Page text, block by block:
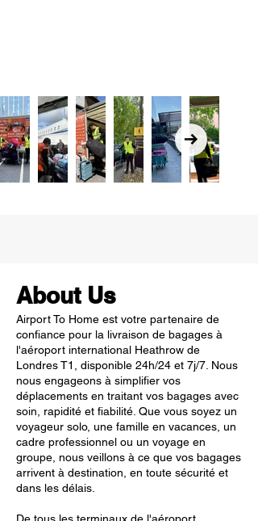
About Us
Airport To Home est votre partenaire de
confiance pour la livraison de bagages à
l'aéroport international Heathrow de
Londres T1, disponible 24h/24 et 7j/7. Nous
nous engageons à simplifier vos
déplacements en traitant vos bagages avec
soin, rapidité et fiabilité. Que vous soyez un
voyageur solo, une famille en vacances, un
cadre professionnel ou un voyage en
groupe, nous veillons à ce que vos bagages
arrivent à destination, en toute sécurité et
dans les délais.